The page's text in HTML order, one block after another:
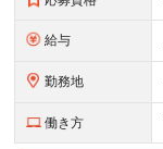
給与
勤務地
働き方